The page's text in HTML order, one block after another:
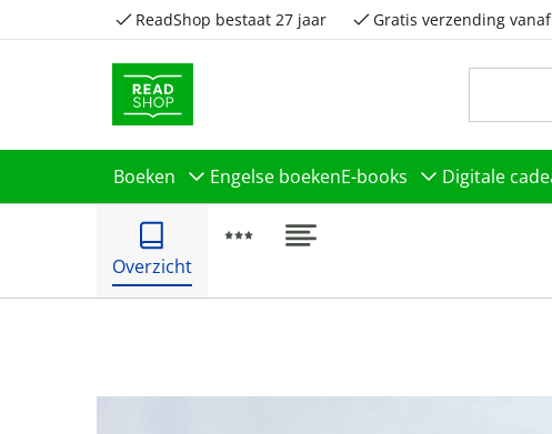
ReadShop bestaat 27 jaar Gratis verzending
Boeken Engelse boekenE-books Digitale
Overzicht